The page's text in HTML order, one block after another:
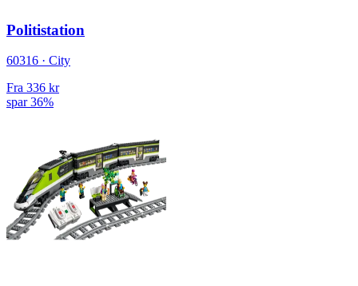
Politistation
60316 · City
Fra 336 kr
spar 36%